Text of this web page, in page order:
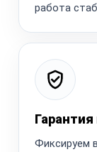
работа
Фиксируем